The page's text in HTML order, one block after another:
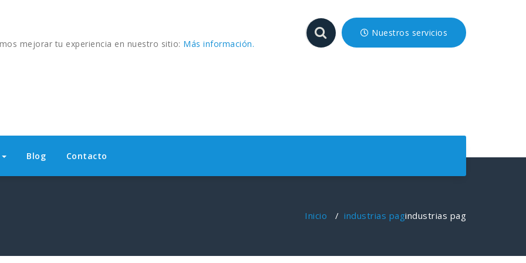
Nuestros servicios
Blog Contacto
Inicio / industrias pagindustrias pag
mejorar tu experiencia en nuestro sitio: Más información.